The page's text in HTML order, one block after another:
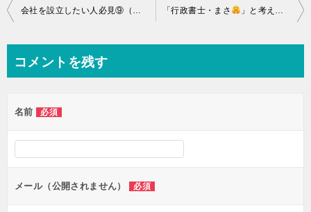
投
ビ
ー
シ
ン
会社を設立したい人必見⑨（一般社団・財団法人） 「行政書士・まさ 」と考える「株式会社の設立① 株式会社設立の流れ・機関！」
コメントを残す
名前 必須
メール（公開されません） 必須